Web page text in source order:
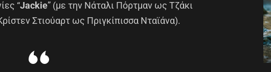
“Jackie” (με την Νάταλι Πόρτμαν ως Τζάκι
Στιούαρτ ως Πριγκίπισσα Νταϊάνα).